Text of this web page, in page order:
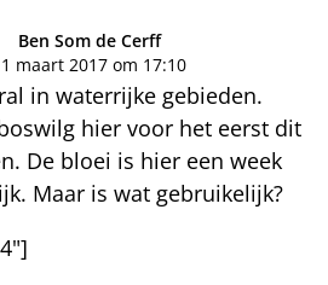
Ben Som de Cerff
maart 2017 om 17:10
in waterrijke gebieden.
hier voor het eerst dit
De bloei is hier een week
Maar is wat gebruikelijk?